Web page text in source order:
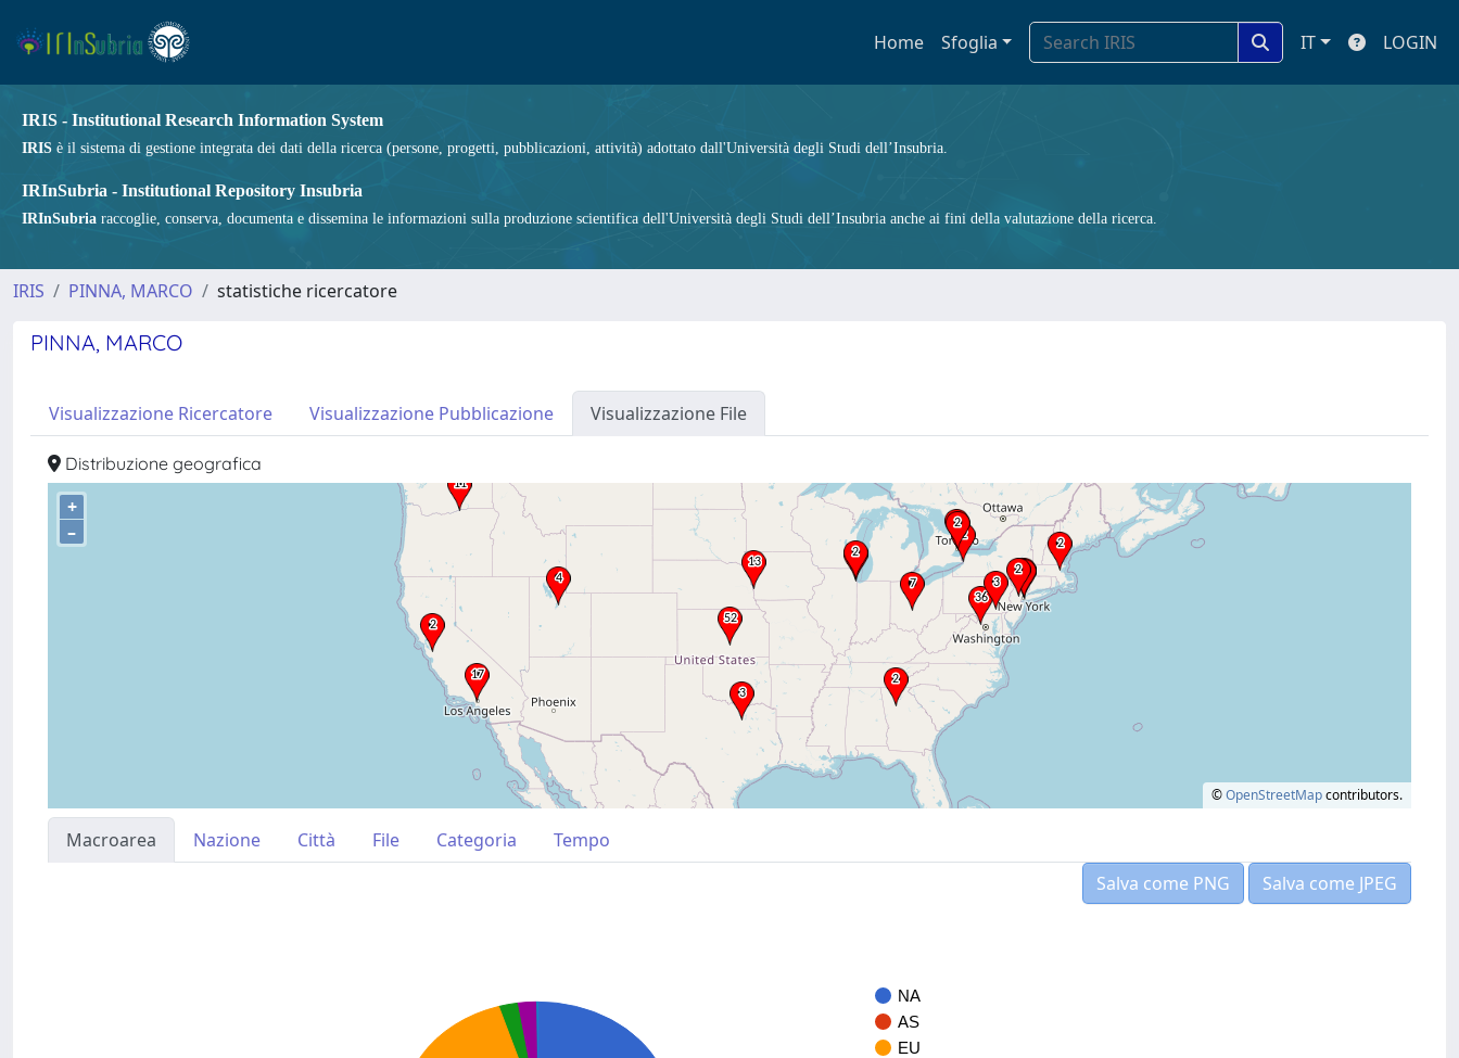
Home Sfoglia IT LOGIN
IRIS - Institutional Research Information System
IRIS è il sistema di gestione integrata dei dati della ricerca (persone, progetti, pubblicazioni, attività) adottato dall'Università degli Studi dell’Insubria.
IRInSubria - Institutional Repository Insubria
IRInSubria raccoglie, conserva, documenta e dissemina le informazioni sulla produzione scientifica dell'Università degli Studi dell’Insubria anche ai fini della valutazione della ricerca.
IRIS PINNA, MARCO statistiche ricercatore
PINNA, MARCO
Visualizzazione Ricercatore Visualizzazione Pubblicazione Visualizzazione File
Distribuzione geografica
+
–
©OpenStreetMapcontributors.
Macroarea Nazione Città File Categoria
Tempo
Salva come PNG
Salva come JPEG
NA
AS
EU